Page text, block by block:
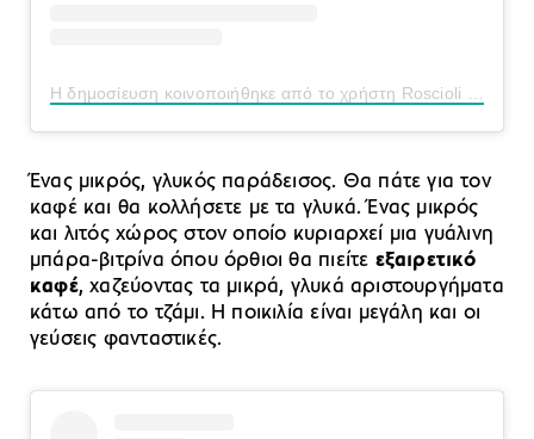
Η δημοσίευση κοινοποιήθηκε από το χρήστη Roscioli Caffè (@rosciolicaffe)
Ένας μικρός, γλυκός παράδεισος. Θα πάτε για τον
καφέ και θα κολλήσετε με τα γλυκά. Ένας μικρός
και λιτός χώρος στον οποίο κυριαρχεί μια γυάλινη
μπάρα-βιτρίνα όπου όρθιοι θα πιείτε εξαιρετικό
καφέ, χαζεύοντας τα μικρά, γλυκά αριστουργήματα
κάτω από το τζάμι. Η ποικιλία είναι μεγάλη και οι
γεύσεις φανταστικές.